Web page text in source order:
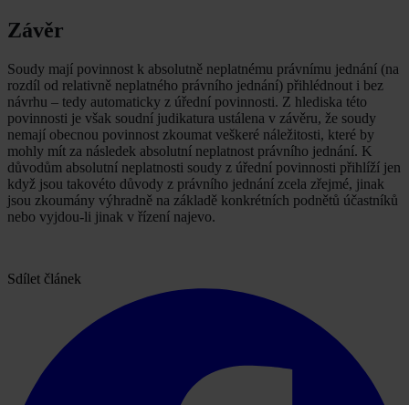
Závěr
Soudy mají povinnost k absolutně neplatnému právnímu jednání (na
rozdíl od relativně neplatného právního jednání) přihlédnout i bez
návrhu – tedy automaticky z úřední povinnosti. Z hlediska této
povinnosti je však soudní judikatura ustálena v závěru, že soudy
nemají obecnou povinnost zkoumat veškeré náležitosti, které by
mohly mít za následek absolutní neplatnost právního jednání. K
důvodům absolutní neplatnosti soudy z úřední povinnosti přihlíží jen
když jsou takovéto důvody z právního jednání zcela zřejmé, jinak
jsou zkoumány výhradně na základě konkrétních podnětů účastníků
nebo vyjdou-li jinak v řízení najevo.
Sdílet článek